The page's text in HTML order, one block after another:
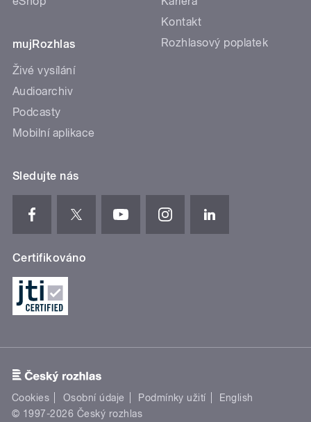
mujRozhlas
Živé vysílání
Audioarchiv
Podcasty
Mobilní aplikace
Kontakt
Rozhlasový poplatek
Sledujte nás
Certifikováno
Cookies Osobní údaje Podmínky užití
English
© 1997-2026 Český rozhlas